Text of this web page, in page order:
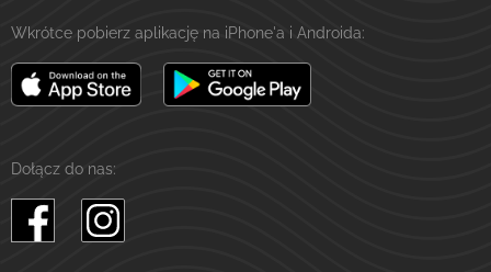
Wkrótce pobierz aplikację na iPhone'a i Androida:
Dołącz do nas: